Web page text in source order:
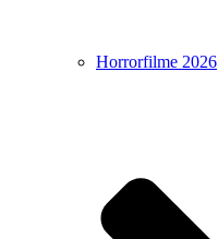
Horrorfilme 2026